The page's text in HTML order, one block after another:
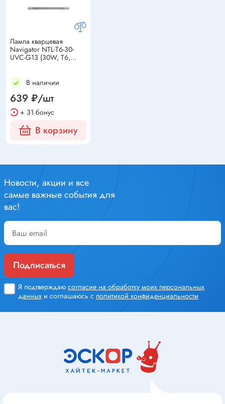
Лампа кварцевая
Navigator NTL-T6-30-
UVC-G13 (30W, T6,
В наличии
639 ₽/шт
+ 31 бонус
В корзину
Новости, акции и все
самые важные события для
вас!
Подписаться
Я подтверждаю согласие на обработку моих персональных
данных и соглашаюсь с политикой конфиденциальности